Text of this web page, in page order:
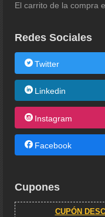
El carrito de la compra
Redes Sociales
Twitter
Linkedin
Instagram
Facebook
Cupones
CUPÓN